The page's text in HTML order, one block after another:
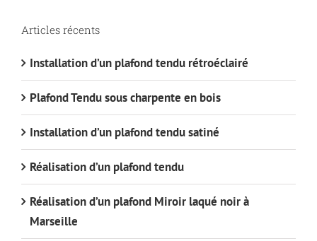
Articles récents
Installation d’un plafond tendu rétroéclairé
Plafond Tendu sous charpente en bois
Installation d’un plafond tendu satiné
Réalisation d’un plafond tendu
Réalisation d’un plafond Miroir laqué noir à
Marseille